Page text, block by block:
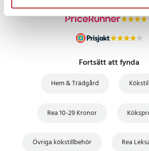
Fortsätt att fynda
Hem & Trädgård
Rea 10-29 Kronor
Övriga kökstillbehör Rea